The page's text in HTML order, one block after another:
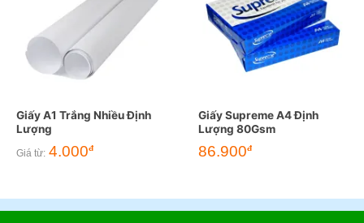
Giấy A1 Trắng Nhiều Định
Lượng
Giá từ: 4.000đ
Giấy Supreme A4 Định
Lượng 80Gsm
86.900đ